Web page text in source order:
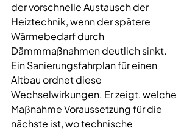
der vorschnelle Austausch der
Heiztechnik, wenn der spätere
Wärmebedarf durch
Dämmmaßnahmen deutlich sinkt.
Ein Sanierungsfahrplan für einen
Altbau ordnet diese
Wechselwirkungen. Er zeigt, welche
Maßnahme Voraussetzung für die
nächste ist, wo technische